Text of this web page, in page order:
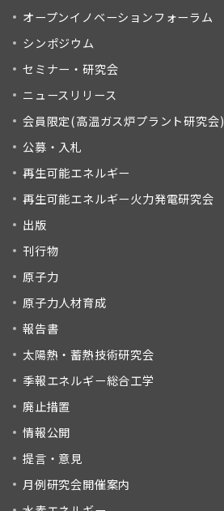
オープンイノベーションフォーラム
シンポジウム
セミナー・研究会
ニュースリリース
会員限定(高温ガス炉プラント研究会)
公募・入札
再生可能エネルギー
再生可能エネルギー火力発電研究会
出版
刊行物
原子力
原子力人材育成
報告書
太陽熱・蓄熱技術研究会
季報エネルギー総合工学
廃止措置
情報公開
提言・意見
月例研究会開催案内